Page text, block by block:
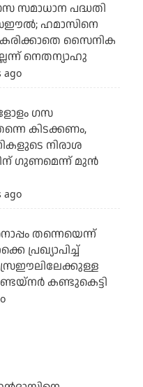
ഗസ സമാധാന പദ്ധതി
ഹമാസിനെ
സൈനിക
നെതന്യാഹു
ago
ഗസ
കിടക്കണം,
നിരാശ
ഗുണമെന്ന് മുന്‍
ago
തന്നെയെന്ന്
പ്രഖ്യാപിച്ച്
കണ്ടുകെട്ടി